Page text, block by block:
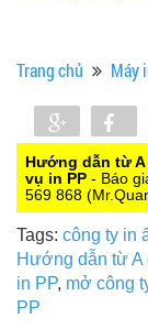
Trang chủ Máy
Share
Hướng dẫn từ
vụ in PP - Báo
569 868
Tags: công ty in
Hướng dẫn từ A
in PP, mở công
PP